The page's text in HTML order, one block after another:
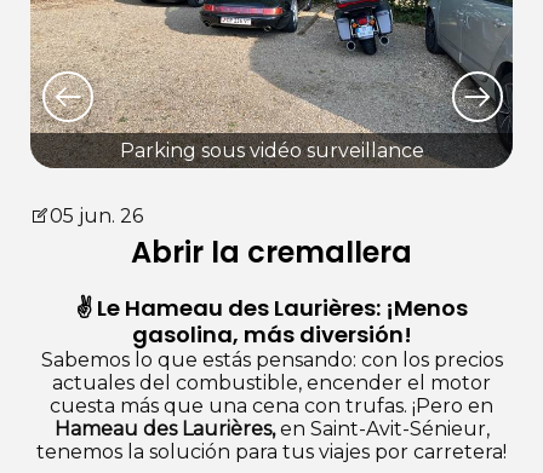
Parking sous vidéo surveillance
05 jun. 26
Abrir la cremallera
✌️ Le Hameau des Laurières: ¡Menos
gasolina, más diversión!
Sabemos lo que estás pensando: con los precios
actuales del combustible, encender el motor
cuesta más que una cena con trufas. ¡Pero en
Hameau des Laurières,en Saint-Avit-Sénieur,
tenemos la solución para tus viajes por carretera!